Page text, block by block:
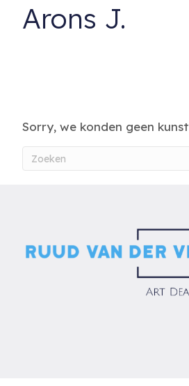
Arons J.
Sorry, we konden geen